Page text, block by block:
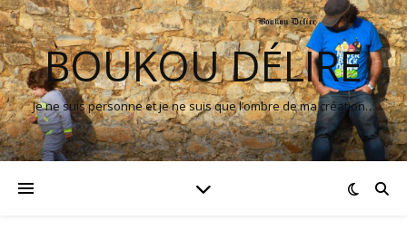
BOUKOU DÉLIRE
Je ne suis personne et je ne suis que l’ombre de ma création…